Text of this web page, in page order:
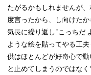
たがるかもしれませんが
度言ったから、し向けた
気長に繰り返し“こっちだ
ような絵を貼ってやる工
供はほとんどが好奇心で動
と止めてしまうのではな